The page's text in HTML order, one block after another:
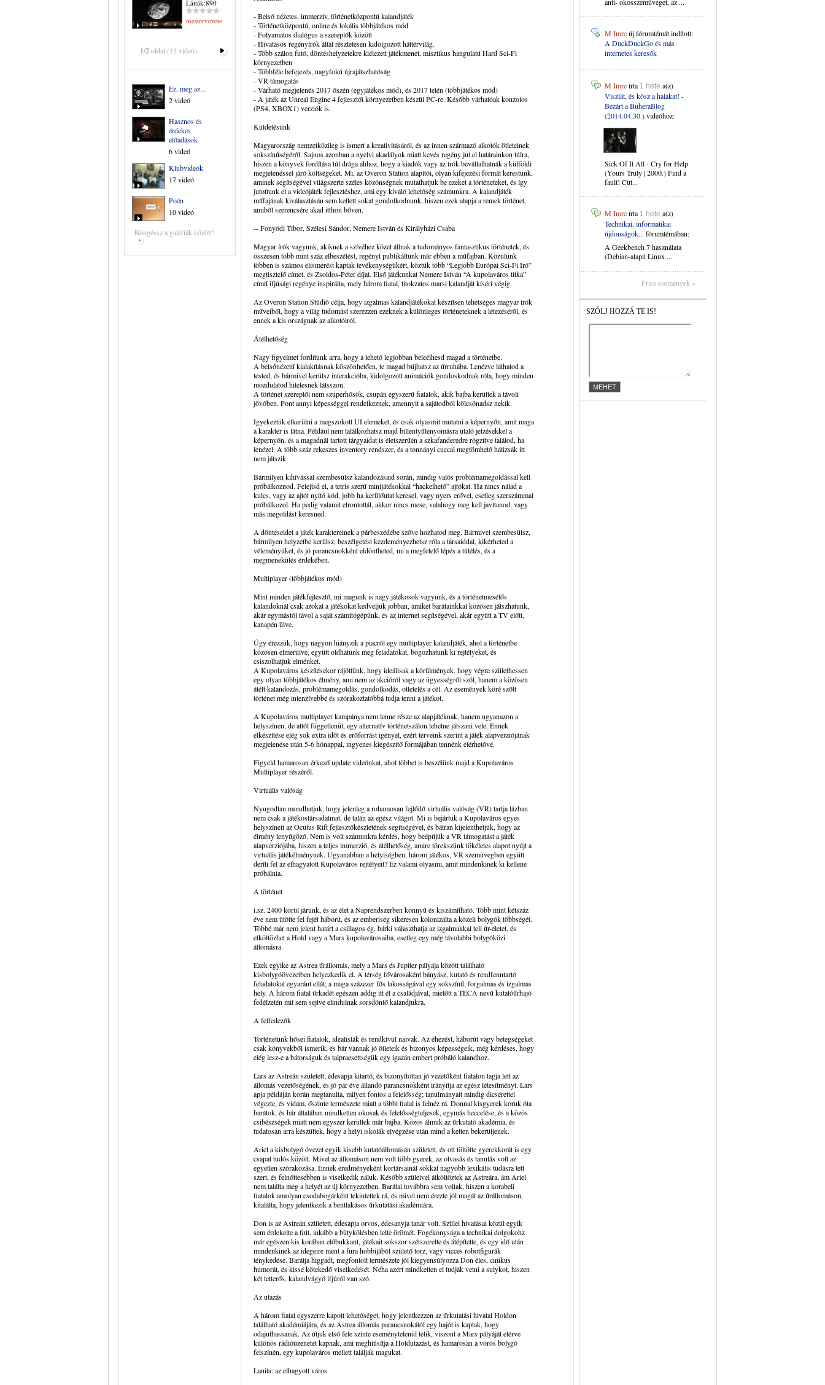
Látták:890
mestervezeto
1/2oldal (15 videó)
Ez, meg az...
2 videó
Hasznos és
érdekes
előadások
6 videó
Klubvideók
17 videó
Poén
10 videó
Böngéssz a galériák között!
- Belső nézetes, immerzív, történetközpontú kalandjáték
- Történetközpontú, online és lokális többjátékos mód
- Folyamatos dialógus a szereplők között
- Hivatásos regényírók által részletesen kidolgozott háttérvilág.
- Több szálon futó, döntéshelyzetekre kiélezett játékmenet, misztikus hangulatú Hard Sci-Fi
környezetben
- Többféle befejezés, nagyfokú újrajátszhatóság
- VR támogatás
- Várható megjelenés 2017 őszén (egyjátékos mód), és 2017 telén (többjátékos mód)
- A játék az Unreal Engine 4 fejlesztői környezetben készül PC-re. Később várhatóak konzolos
(PS4, XBOX1) verziók is.
Küldetésünk
Magyarország nemzetközileg is ismert a kreativitásáról, és az innen származó alkotók ötleteinek
sokszínűségéről. Sajnos azonban a nyelvi akadályok miatt kevés regény jut el határainkon túlra,
hiszen a könyvek fordítása túl drága ahhoz, hogy a kiadók vagy az írók bevállalhatnák a külföldi
megjelenéssel járó költségeket. Mi, az Overon Station alapítói, olyan kifejezési formát kerestünk,
aminek segítségével világszerte széles közönségnek mutathatjuk be ezeket a történeteket, és így
jutottunk el a videójáték fejlesztéshez, ami egy kiváló lehetőség számunkra. A kalandjáték
műfajának kiválasztásán sem kellett sokat gondolkodnunk, hiszen ezek alapja a remek történet,
amiből szerencsére akad itthon bőven.
-- Fonyódi Tibor, Szélesi Sándor, Nemere István és Királyházi Csaba
Magyar írók vagyunk, akiknek a szívéhez közel állnak a tudományos fantasztikus történetek, és
összesen több mint száz elbeszélést, regényt publikáltunk már ebben a műfajban. Közülünk
többen is számos elismerést kaptak tevékenységükért, köztük több “Legjobb Európai Sci-Fi Író”
megtisztelő címet, és Zsoldos-Péter díjat. Első játékunkat Nemere István “A kupolaváros titka”
című ifjúsági regénye inspirálta, mely három fiatal, titokzatos marsi kalandját kíséri végig.
Az Overon Station Stúdió célja, hogy izgalmas kalandjátékokat készítsen tehetséges magyar írók
műveiből, hogy a világ tudomást szerezzen ezeknek a különleges történeteknek a létezéséről, és
ennek a kis országnak az alkotóiról.
Átélhetőség
Nagy figyelmet fordítunk arra, hogy a lehető legjobban beleélhesd magad a történetbe.
A belsőnézetű kialakításnak köszönhetően, te magad bújhatsz az űrruhába. Lenézve láthatod a
tested, és bármivel kerülsz interakcióba, kidolgozott animációk gondoskodnak róla, hogy minden
mozdulatod hitelesnek látsszon.
A történet szereplői nem szuperhősök, csupán egyszerű fiatalok, akik bajba kerültek a távoli
jövőben. Pont annyi képességgel rendelkeznek, amennyit a sajátodból kölcsönadsz nekik.
Igyekeztük elkerülni a megszokott UI elemeket, és csak olyasmit mutatni a képernyőn, amit maga
a karakter is látna. Például nem találkozhatsz majd billentyűlenyomásra utaló jelzésekkel a
képernyőn, és a magadnál tartott tárgyaidat is életszerűen a szkafanderedre rögzítve találod, ha
lenézel. A több száz rekeszes inventory rendszer, és a tonnányi cuccal megtömhető hátizsák itt
nem játszik.
Bármilyen kihívással szembesülsz kalandozásaid során, mindig valós problémamegoldással kell
próbálkoznod. Felejtsd el, a tetris szerű minijátékokkal “hackelhető” ajtókat. Ha nincs nálad a
kulcs, vagy az ajtót nyitó kód, jobb ha kerülőutat keresel, vagy nyers erővel, esetleg szerszámmal
próbálkozol. Ha pedig valamit elrontottál, akkor nincs mese, valahogy meg kell javítanod, vagy
más megoldást keresned.
A döntéseidet a játék karaktereinek a párbeszédébe szőve hozhatod meg. Bármivel szembesülsz,
bármilyen helyzetbe kerülsz, beszélgetést kezdeményezhetsz róla a társaiddal, kikérheted a
véleményüket, és jó parancsnokként eldöntheted, mi a megfelelő lépés a túlélés, és a
megmenekülés érdekében.
Multiplayer (többjátékos mód)
Mint minden játékfejlesztő, mi magunk is nagy játékosok vagyunk, és a történetmesélős
kalandoknál csak azokat a játékokat kedveljük jobban, amiket barátainkkal közösen játszhatunk,
akár egymástól távol a saját számítógépünk, és az internet segítségével, akár együtt a TV előtt,
kanapén ülve.
Úgy érezzük, hogy nagyon hiányzik a piacról egy multiplayer kalandjáték, ahol a történetbe
közösen elmerülve, együtt oldhatunk meg feladatokat, bogozhatunk ki rejtélyeket, és
csiszolhatjuk elménket.
A Kupolaváros készítésekor rájöttünk, hogy ideálisak a körülmények, hogy végre születhessen
egy olyan többjátékos élmény, ami nem az akcióról vagy az ügyességről szól, hanem a közösen
átélt kalandozás, problémamegoldás, gondolkodás, ötletelés a cél. Az események köré szőtt
történet még intenzívebbé és szórakoztatóbbá tudja tenni a játékot.
A Kupolaváros multiplayer kampánya nem lenne része az alapjátéknak, hanem ugyanazon a
helyszínen, de attól függetlenül, egy alternatív történetszálon lehetne játszani vele. Ennek
elkészítése elég sok extra időt és erőforrást igényel, ezért terveink szerint a játék alapverziójának
megjelenése után 5-6 hónappal, ingyenes kiegészítő formájában tennénk elérhetővé.
Figyeld hamarosan érkező update videónkat, ahol többet is beszélünk majd a Kupolaváros
Multiplayer részéről.
Virtuális valóság
Nyugodtan mondhatjuk, hogy jelenleg a rohamosan fejlődő virtuális valóság (VR) tartja lázban
nem csak a játékostársadalmat, de talán az egész világot. Mi is bejártuk a Kupolaváros egyes
helyszíneit az Oculus Rift fejlesztőkészletének segítségével, és bátran kijelenthetjük, hogy az
élmény lenyűgöző. Nem is volt számunkra kérdés, hogy beépítjük a VR támogatást a játék
alapverziójába, hiszen a teljes immerzió, és átélhetőség, amire törekszünk tökéletes alapot nyújt a
virtuális játékélménynek. Ugyanabban a helyiségben, három játékos, VR szemüvegben együtt
deríti fel az elhagyatott Kupolaváros rejtélyeit? Ez valami olyasmi, amit mindenkinek ki kellene
próbálnia.
A történet
i.sz. 2400 körül járunk, és az élet a Naprendszerben könnyű és kiszámítható. Több mint kétszáz
éve nem ütötte fel fejét háború, és az emberiség sikeresen kolonizálta a közeli bolygók többségét.
Többé már nem jelent határt a csillagos ég, bárki választhatja az izgalmakkal teli űr-életet, és
elköltözhet a Hold vagy a Mars kupolavárosaiba, esetleg egy még távolabbi bolygóközi
állomásra.
Ezek egyike az Astrea űrállomás, mely a Mars és Jupiter pályája között található
kisbolygóövezetben helyezkedik el. A térség fővárosaként bányász, kutató és rendfenntartó
feladatokat egyaránt ellát; a maga százezer fős lakosságával egy sokszínű, forgalmas és izgalmas
hely. A három fiatal űrkadét egészen addig itt él a családjával, mielőtt a TECA nevű kutatóűrhajó
fedélzetén mit sem sejtve elindulnak sorsdöntő kalandjukra.
A felfedezők
Történetünk hősei fiatalok, idealisták és rendkívül naivak. Az éhezést, háborút vagy betegségeket
csak könyvekből ismerik, és bár vannak jó ötleteik és bizonyos képességeik, még kérdéses, hogy
elég lesz-e a bátorságuk és talpraesettségük egy igazán embert próbáló kalandhoz.
Lars az Astreán született; édesapja kitartó, és bizonyítottan jó vezetőként fiatalon tagja lett az
állomás vezetőségének, és jó pár éve állandó parancsnokként irányítja az egész létesítményt. Lars
apja példáján korán megtanulta, milyen fontos a felelősség; tanulmányait mindig dicsérettel
végezte, és vidám, őszinte természete miatt a többi fiatal is felnéz rá. Donnal kisgyerek koruk óta
barátok, és bár általában mindketten okosak és felelősségteljesek, egymás heccelése, és a közös
csibészségek miatt nem egyszer kerültek már bajba. Közös álmuk az űrkutató akadémia, és
tudatosan arra készültek, hogy a helyi iskolák elvégzése után mind a ketten bekerüljenek.
Ariel a kisbolygó övezet egyik kisebb kutatóállomásán született, és ott töltötte gyerekkorát is egy
csapat tudós között. Mivel az állomáson nem volt több gyerek, az olvasás és tanulás volt az
egyetlen szórakozása. Ennek eredményeként kortársainál sokkal nagyobb lexikális tudásra tett
szert, és felnőttesebben is viselkedik náluk. Később szüleivel átköltöztek az Astreára, ám Ariel
nem találta meg a helyét az új környezetben. Barátai továbbra sem voltak, hiszen a korabeli
fiatalok amolyan csodabogárként tekintettek rá, és mivel nem érezte jól magát az űrállomáson,
kitalálta, hogy jelentkezik a bentlakásos űrkutatási akadémiára.
Don is az Astreán született, édesapja orvos, édesanyja tanár volt. Szülei hivatásai közül egyik
sem érdekelte a fiút, inkább a bütykölésben lelte örömét. Fogékonysága a technikai dolgokohz
már egészen kis korában előbukkant, játékait sokszor szétszerelte és átépítette, és egy idő után
mindenkinek az idegeire ment a fura hobbijából születő torz, vagy vicces robotfigurák
ténykedése. Barátja higgadt, megfontolt természete jól kiegyensúlyozza Don éles, cinikus
humorát, és kissé kötekedő viselkedését. Néha azért mindketten el tudják vetni a sulykot, hiszen
két tetterős, kalandvágyó ifjúról van szó.
Az utazás
A három fiatal egyszerre kapott lehetőséget, hogy jelentkezzen az űrkutatási hivatal Holdon
található akadémiájára, és az Astrea állomás parancsnokától egy hajót is kaptak, hogy
odajuthassanak. Az útjuk első fele szinte eseménytelenül telik, viszont a Mars pályáját elérve
különös rádióüzenetet kapnak, ami meghiúsítja a Holdutazást, és hamarosan a vörös bolygó
felszínén, egy kupolaváros mellett találják magukat.
Lanita: az elhagyott város
M Imreúj fórumtémát indított:
A DuckDuckGo és más
internetes keresők
M Imreírta 1 hete a(z)
Viszlát, és kösz a halakat! -
Bezárt a BuheraBlog
(2014.04.30.)videóhoz:
Sick Of It All - Cry for Help
(Yours Truly | 2000.) Find a
fault! Cut...
M Imreírta 1 hete a(z)
Technikai, informatikai
újdonságok... fórumtémában:
A Geekbench 7 használata
(Debian-alapú Linux ...
Friss események »
SZÓLJ HOZZÁ TE IS!